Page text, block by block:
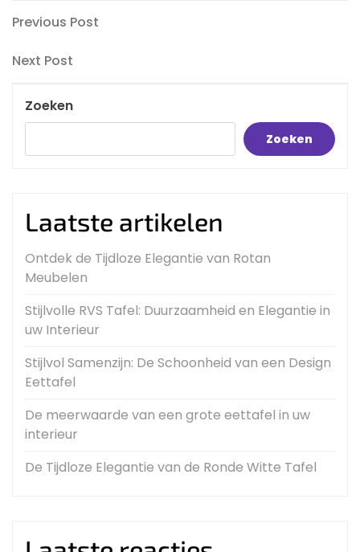
Bericht
navigatie
Previous
Previous Post
Next
Next Post
Zoeken
Zoeken
Laatste artikelen
Ontdek de Tijdloze Elegantie van Rotan
Meubelen
Stijlvolle RVS Tafel: Duurzaamheid en Elegantie in
uw Interieur
Stijlvol Samenzijn: De Schoonheid van een Design
Eettafel
De meerwaarde van een grote eettafel in uw
interieur
De Tijdloze Elegantie van de Ronde Witte Tafel